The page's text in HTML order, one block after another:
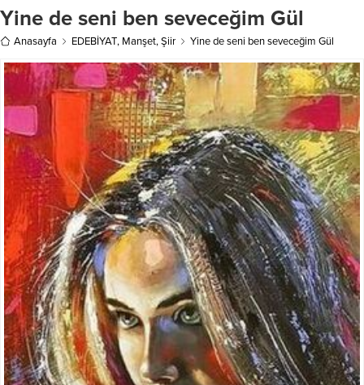
Yine de seni ben seveceğim Gül
Anasayfa EDEBİYAT, Manşet,Şiir Yine de seni ben seveceğim Gül